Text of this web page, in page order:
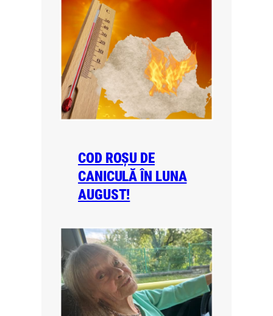
COD ROȘU DE
CANICULĂ ÎN LUNA
AUGUST!